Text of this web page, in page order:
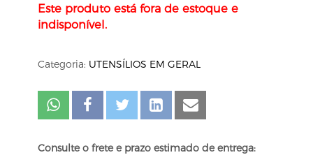
de 5, com
baseado em
avaliação de
Este produto está fora de estoque e
indisponível.
Categoria: UTENSÍLIOS EM GERAL
Consulte o frete e prazo estimado de entrega: